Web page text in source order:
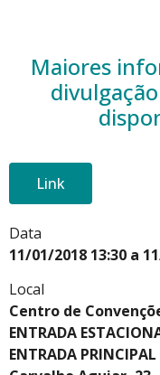
Maiores
Link
Data
11/01/2018 13:30 a
Local
Centro de
ENTRADA
ENTRADA